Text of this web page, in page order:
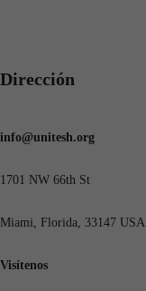
Dirección
info@unitesh.org
1701 NW 66th St
Miami, Florida, 33147 USA
Visítenos